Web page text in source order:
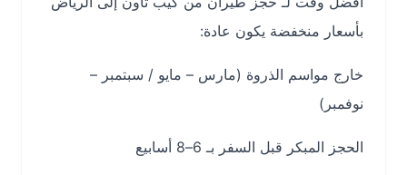
بأسعار منخفضة يكون عادة:
خارج مواسم الذروة (مارس – مايو / سبتمبر –
نوفمبر)
الحجز المبكر قبل السفر بـ 6–8 أسابيع